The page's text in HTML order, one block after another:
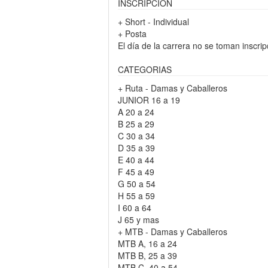
INSCRIPCION
+ Short - Individual
+ Posta
El día de la carrera no se toman
CATEGORIAS
+ Ruta - Damas y Caballeros
JUNIOR 16 a 19
A 20 a 24
B 25 a 29
C 30 a 34
D 35 a 39
E 40 a 44
F 45 a 49
G 50 a 54
H 55 a 59
I 60 a 64
J 65 y mas
+ MTB - Damas y Caballeros
MTB A, 16 a 24
MTB B, 25 a 39